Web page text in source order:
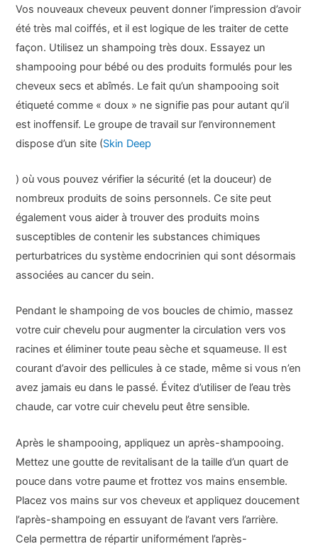
Vos nouveaux cheveux peuvent donner l’impression d’avoir
été très mal coiffés, et il est logique de les traiter de cette
façon. Utilisez un shampoing très doux. Essayez un
shampooing pour bébé ou des produits formulés pour les
cheveux secs et abîmés. Le fait qu’un shampooing soit
étiqueté comme « doux » ne signifie pas pour autant qu’il
est inoffensif. Le groupe de travail sur l’environnement
dispose d’un site (Skin Deep
) où vous pouvez vérifier la sécurité (et la douceur) de
nombreux produits de soins personnels. Ce site peut
également vous aider à trouver des produits moins
susceptibles de contenir les substances chimiques
perturbatrices du système endocrinien qui sont désormais
associées au cancer du sein.
Pendant le shampoing de vos boucles de chimio, massez
votre cuir chevelu pour augmenter la circulation vers vos
racines et éliminer toute peau sèche et squameuse. Il est
courant d’avoir des pellicules à ce stade, même si vous n’en
avez jamais eu dans le passé. Évitez d’utiliser de l’eau très
chaude, car votre cuir chevelu peut être sensible.
Après le shampooing, appliquez un après-shampooing.
Mettez une goutte de revitalisant de la taille d’un quart de
pouce dans votre paume et frottez vos mains ensemble.
Placez vos mains sur vos cheveux et appliquez doucement
l’après-shampoing en essuyant de l’avant vers l’arrière.
Cela permettra de répartir uniformément l’après-